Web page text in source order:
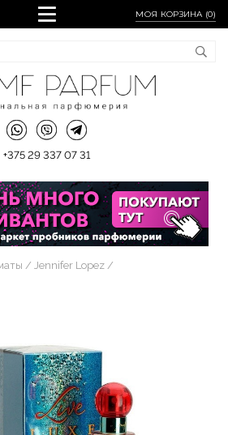
МОЯ КОРЗИНА (0)
+375 29 337 07 31
Jennifer Lopez